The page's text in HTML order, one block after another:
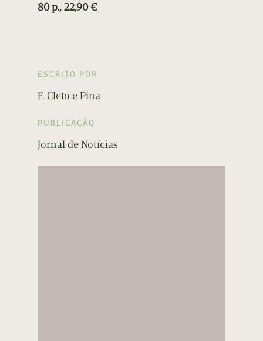
80 p., 22,90 €
ESCRITO POR
F. Cleto e Pina
PUBLICAÇÃO
Jornal de Notícias